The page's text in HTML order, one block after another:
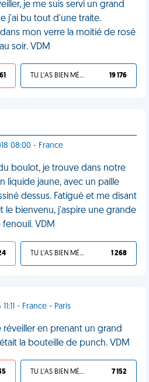
je me suis servi un grand
j'ai bu tout d'une traite.
mon verre la moitié de rosé
soir. VDM
TU L'AS BIEN MÉRITÉ 19 176
08:00 - France
boulot, je trouve dans notre
liquide jaune, avec un paille
dessus. Fatigué et me disant
le bienvenu, j'aspire une grande
VDM
TU L'AS BIEN MÉRITÉ 1 268
- France - Paris
en prenant un grand
la bouteille de punch. VDM
TU L'AS BIEN MÉRITÉ 7 152